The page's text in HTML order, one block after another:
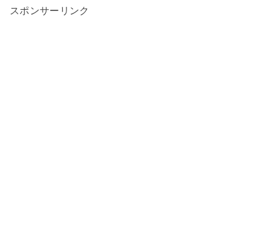
スポンサーリンク